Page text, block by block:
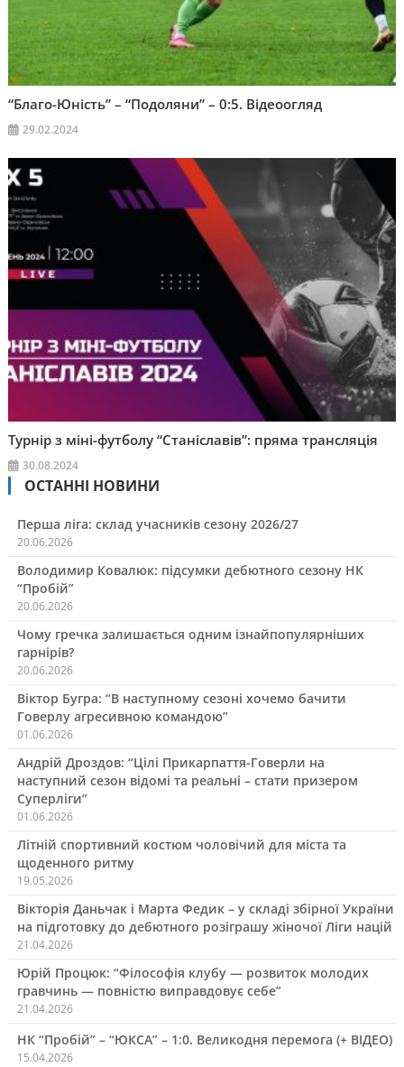
“Благо-Юність” – “Подоляни” – 0:5. Відеоогляд
29.02.2024
Турнір з міні-футболу “Станіславів”: пряма трансляція
30.08.2024
ОСТАННІ НОВИНИ
Перша ліга: склад учасників сезону 2026/27
20.06.2026
Володимир Ковалюк: підсумки дебютного сезону НК
“Пробій”
20.06.2026
Чому гречка залишається одним ізнайпопулярніших
гарнірів?
20.06.2026
Віктор Бугра: “В наступному сезоні хочемо бачити
Говерлу агресивною командою”
01.06.2026
Андрій Дроздов: “Цілі Прикарпаття-Говерли на
наступний сезон відомі та реальні – стати призером
Суперліги”
01.06.2026
Літній спортивний костюм чоловічий для міста та
щоденного ритму
19.05.2026
Вікторія Даньчак і Марта Федик – у складі збірної України
на підготовку до дебютного розіграшу жіночої Ліги націй
21.04.2026
Юрій Процюк: “Філософія клубу — розвиток молодих
гравчинь — повністю виправдовує себе”
21.04.2026
НК “Пробій” – “ЮКСА” – 1:0. Великодня перемога (+ ВІДЕО)
15.04.2026